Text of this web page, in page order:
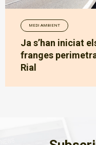
MEDI AMBIENT
Ja s’han iniciat
franges
Rial